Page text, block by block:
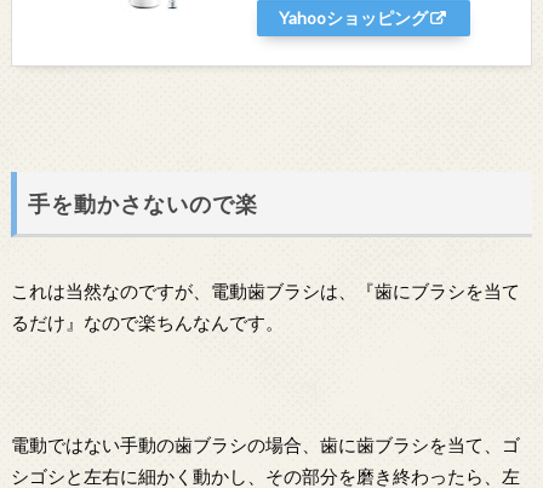
Yahooショッピング
手を動かさないので楽
これは当然なのですが、電動歯ブラシは、『歯にブラシを当て
るだけ』なので楽ちんなんです。
電動ではない手動の歯ブラシの場合、歯に歯ブラシを当て、ゴ
シゴシと左右に細かく動かし、その部分を磨き終わったら、左